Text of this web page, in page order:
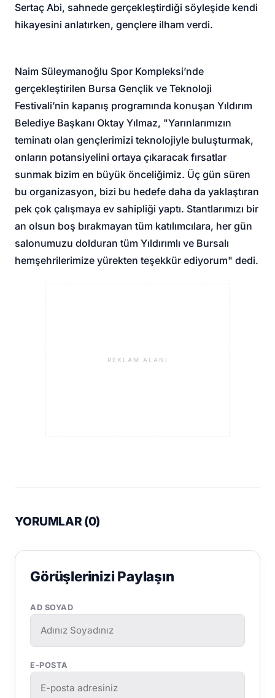
Sertaç Abi, sahnede gerçekleştirdiği söyleşide kendi
hikayesini anlatırken, gençlere ilham verdi.
Naim Süleymanoğlu Spor Kompleksi’nde
gerçekleştirilen Bursa Gençlik ve Teknoloji
Festivali’nin kapanış programında konuşan Yıldırım
Belediye Başkanı Oktay Yılmaz, "Yarınlarımızın
teminatı olan gençlerimizi teknolojiyle buluşturmak,
onların potansiyelini ortaya çıkaracak fırsatlar
sunmak bizim en büyük önceliğimiz. Üç gün süren
bu organizasyon, bizi bu hedefe daha da yaklaştıran
pek çok çalışmaya ev sahipliği yaptı. Stantlarımızı bir
an olsun boş bırakmayan tüm katılımcılara, her gün
salonumuzu dolduran tüm Yıldırımlı ve Bursalı
hemşehrilerimize yürekten teşekkür ediyorum" dedi.
REKLAM ALANI
YORUMLAR (0)
Görüşlerinizi Paylaşın
AD SOYAD
E-POSTA